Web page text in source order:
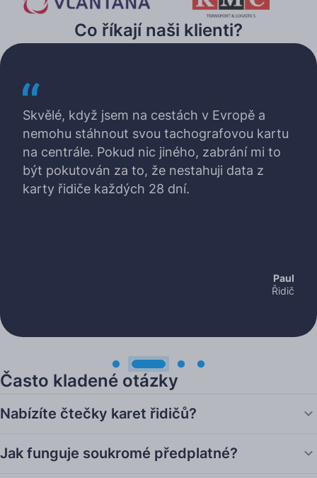
Co říkají naši klienti?
Skvělé, když jsem na cestách v Evropě a
nemohu stáhnout svou tachografovou kartu
na centrále. Pokud nic jiného, zabrání mi to
být pokutován za to, že nestahuji data z
karty řidiče každých 28 dní.
Paul
Řidič
Často kladené otázky
Nabízíte čtečky karet řidičů?
Jak funguje soukromé předplatné?